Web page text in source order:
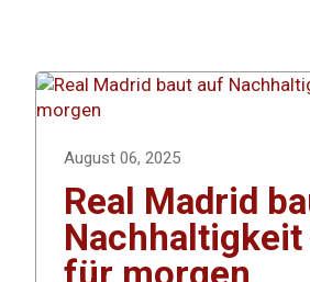
August 06, 2025
Real Madrid